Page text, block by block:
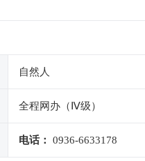
自然人
全程网办（Ⅳ级）
电话： 0936-6633178